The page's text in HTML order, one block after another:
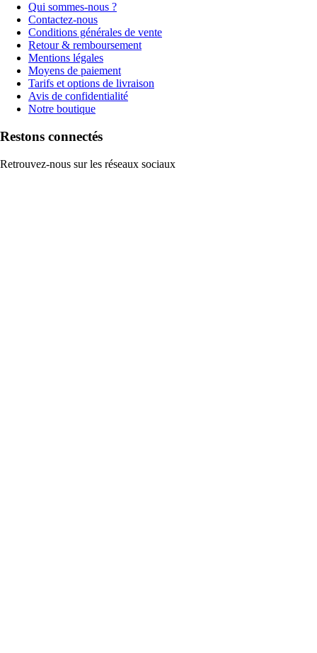
Qui sommes-nous ?
Contactez-nous
Conditions générales de vente
Retour & remboursement
Mentions légales
Moyens de paiement
Tarifs et options de livraison
Avis de confidentialité
Notre boutique
Restons connectés
Retrouvez-nous sur les réseaux sociaux